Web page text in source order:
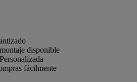
disponible
fácilmente